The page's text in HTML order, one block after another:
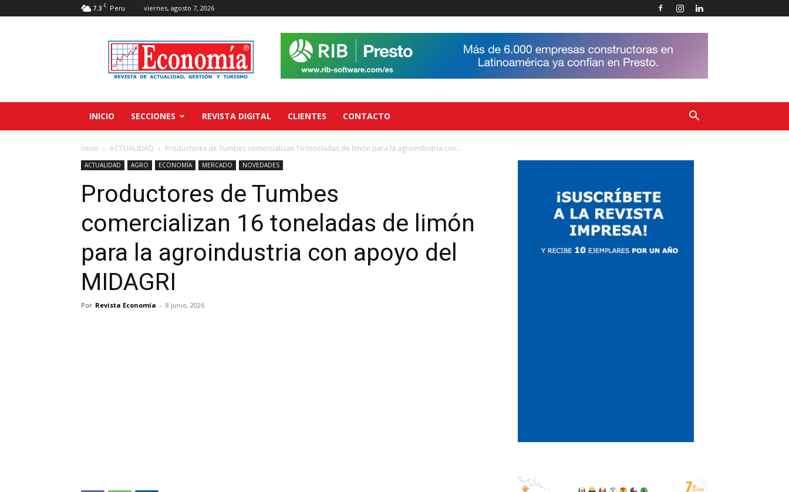
7.3 C Peru viernes, agosto 7, 2026
Revista
Economía
INICIO SECCIONES REVISTA DIGITAL CLIENTES CONTACTO
Inicio ACTUALIDAD Productores de Tumbes comercializan 16 toneladas de limón para la agroindustria con...
ACTUALIDAD AGRO ECONOMÍA MERCADO NOVEDADES
Productores de Tumbes
comercializan 16 toneladas de limón
para la agroindustria con apoyo del
MIDAGRI
Por Revista Economía - 8 junio, 2026